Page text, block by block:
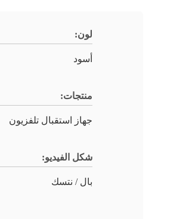
لون:
أسود
منتجات:
جهاز استقبال تلفزيون
شكل الفيديو:
بال / نتسك